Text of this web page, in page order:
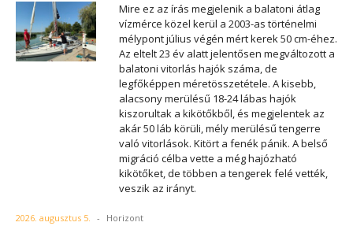
Mire ez az írás megjelenik a balatoni átlag
vízmérce közel kerül a 2003-as történelmi
mélypont július végén mért kerek 50 cm-éhez.
Az eltelt 23 év alatt jelentősen megváltozott a
balatoni vitorlás hajók száma, de
legfőképpen méretösszetétele. A kisebb,
alacsony merülésű 18-24 lábas hajók
kiszorultak a kikötőkből, és megjelentek az
akár 50 láb körüli, mély merülésű tengerre
való vitorlások. Kitört a fenék pánik. A belső
migráció célba vette a még hajózható
kikötőket, de többen a tengerek felé vették,
veszik az irányt.
2026. augusztus 5. - Horizont